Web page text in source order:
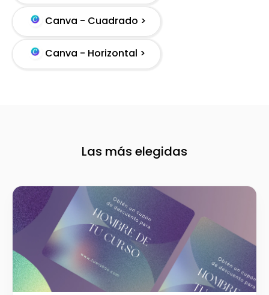
Canva - Cuadrado >
Canva - Horizontal >
Las más elegidas